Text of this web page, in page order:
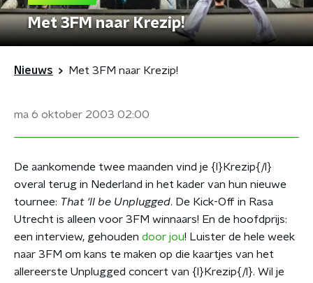
Met 3FM naar Krezip!
Nieuws Met 3FM naar Krezip!
ma 6 oktober 2003 02:00
De aankomende twee maanden vind je {l}Krezip{/l}
overal terug in Nederland in het kader van hun nieuwe
tournee: That 'll be Unplugged. De Kick-Off in Rasa
Utrecht is alleen voor 3FM winnaars! En de hoofdprijs:
een interview, gehouden door jou! Luister de hele week
naar 3FM om kans te maken op die kaartjes van het
allereerste Unplugged concert van {l}Krezip{/l}. Wil je